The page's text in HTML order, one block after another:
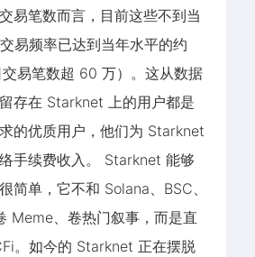
易笔数而言，目前这些不到当
易频率已达到当年水平的约
易笔数超 60 万）。这从数据
存在 Starknet 上的用户都是
的优质用户，他们为 Starknet
手续费收入。 Starknet 能够
简单，它不和 Solana、BSC、
Meme、卷热门叙事，而是直
。如今的 Starknet 正在摆脱